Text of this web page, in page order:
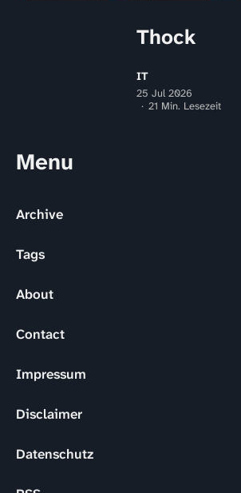
Thock
IT
25 Jul 2026
21 Min. Lesezeit
Menu
Archive
Tags
About
Contact
Impressum
Disclaimer
Datenschutz